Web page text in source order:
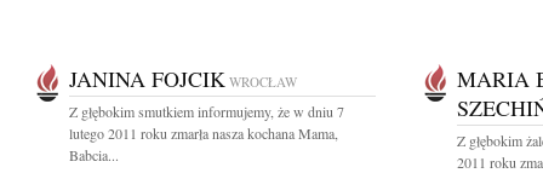
JANINA FOJCIK WROCŁAW
Z głębokim smutkiem informujemy, że w dniu 7
lutego 2011 roku zmarła nasza kochana Mama,
Babcia...
MARIA
Z głębokim
2011 roku